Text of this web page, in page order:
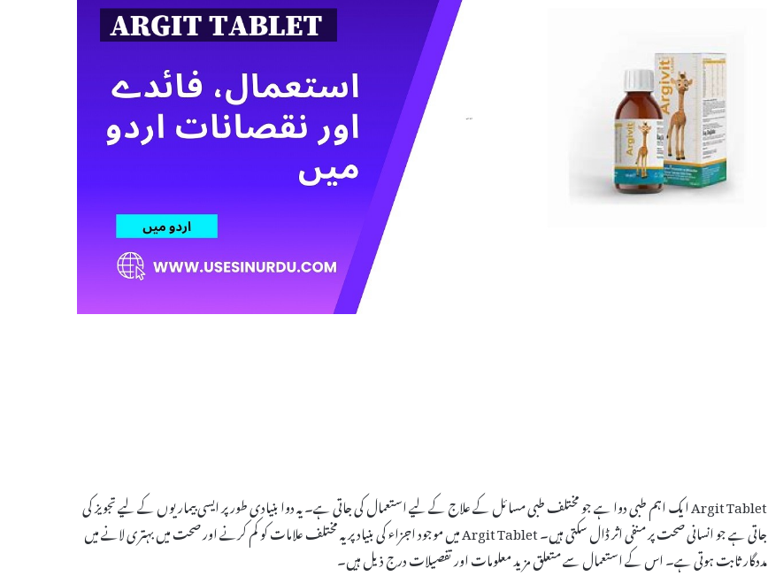
Argit Tablet ایک اہم طبی دوا ہے جو مختلف طبی مسائل کے علاج کے لیے استعمال کی جاتی ہے۔ یہ دوا بنیادی طور پر ایسی بیماریوں کے لیے تجویز کی
جاتی ہے جو انسانی صحت پر منفی اثر ڈال سکتی ہیں۔ Argit Tablet میں موجود اجزاء کی بنیاد پر یہ مختلف علامات کو کم کرنے اور صحت میں بہتری لانے میں
مددگار ثابت ہوتی ہے۔ اس کے استعمال سے متعلق مزید معلومات اور تفصیلات درج ذیل ہیں۔